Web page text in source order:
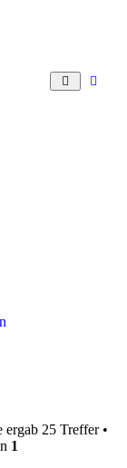
Suche
ergab 25 Treffer •
1